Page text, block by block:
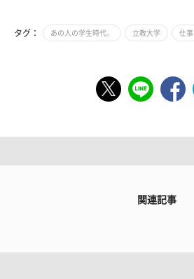
タグ： あの人の学生時代。 立教大学 仕事
関連記事